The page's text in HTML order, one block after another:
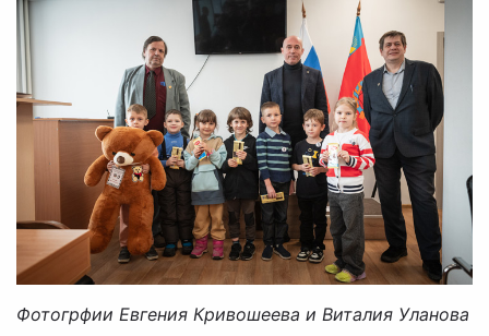
Фотогрфии Евгения Кривошеева и Виталия Уланова